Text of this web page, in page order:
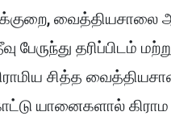
வைத்தியசாலை
பேருந்து
சித்த
யானைகளால்